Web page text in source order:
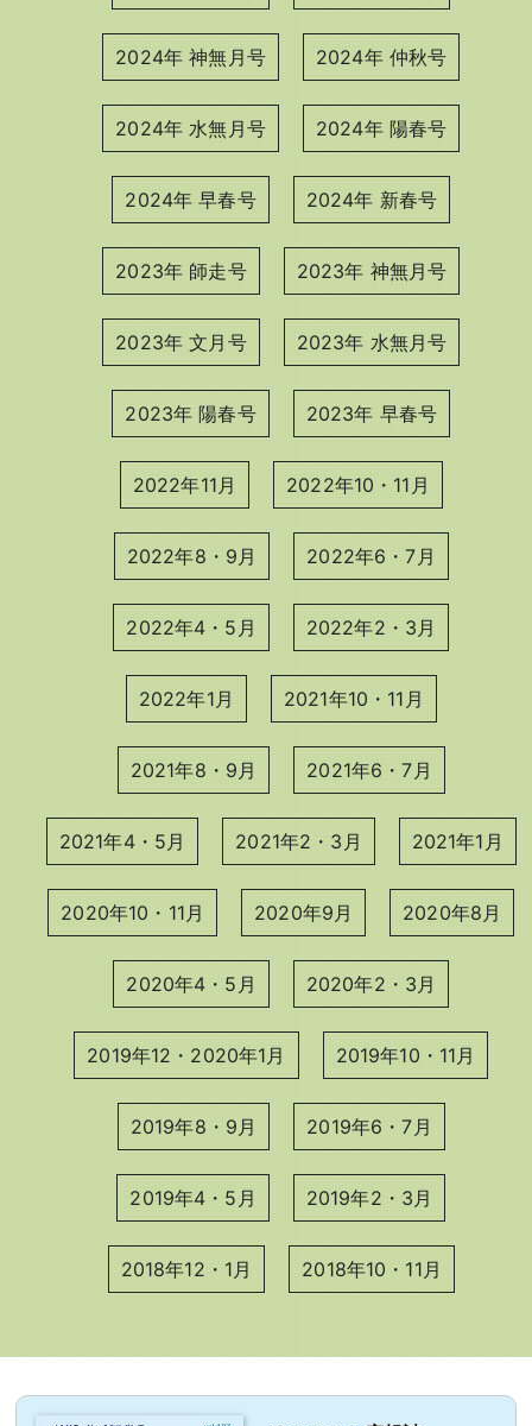
2024年 神無月号 2024年 仲秋号
2024年 水無月号 2024年 陽春号
2024年 早春号 2024年 新春号
2023年 師走号 2023年 神無月号
2023年 文月号 2023年 水無月号
2023年 陽春号 2023年 早春号
2022年11月 2022年10・11月
2022年8・9月 2022年6・7月
2022年4・5月 2022年2・3月
2022年1月 2021年10・11月
2021年8・9月 2021年6・7月
2021年4・5月 2021年2・3月 2021年1月
2020年10・11月 2020年9月 2020年8月
2020年4・5月 2020年2・3月
2019年12・2020年1月 2019年10・11月
2019年8・9月 2019年6・7月
2019年4・5月 2019年2・3月
2018年12・1月 2018年10・11月